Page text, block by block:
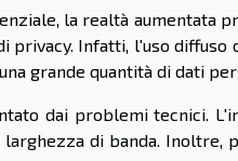
la realtà aumentata
privacy. Infatti, l'uso
grande quantità di dati
dai problemi tecnici.
larghezza di banda.